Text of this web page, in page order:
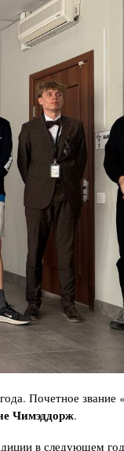
Почетное звание
Чимэддорж.
в следующем